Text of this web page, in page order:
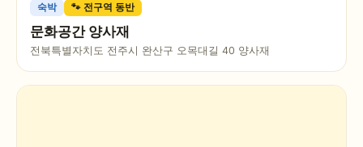
숙박 🐾 전구역 동반
문화공간 양사재
전북특별자치도 전주시 완산구 오목대길 40 양사재